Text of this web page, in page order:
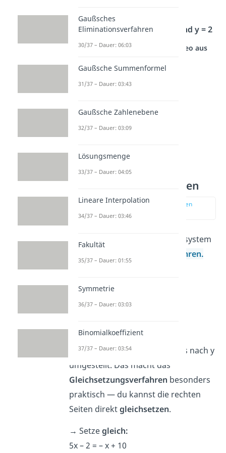
Also lautet die Lösung:
x = 3 und y = 2
Studyflix vernetzt: Hier ein Video aus
Aufgabe 2 —
Gleichsetzungsverfahren
zur Stelle im Video springen
(01:53)
Aufgabe:
Löse das Gleichungssystem
Gleichsetzungsverfahren.
(II) y = – x + 10
Lösung: x = 2, y = 8
Rechenweg:
Beide Gleichungen sind bereits nach y
umgestellt. Das macht das
Gleichsetzungsverfahren besonders
praktisch — du kannst die rechten
Seiten direktgleichsetzen.
→Setzegleich:
5x – 2 = – x + 10
Gaußsches
Eliminationsverfahren
30/37 – Dauer: 06:03
Gaußsche Summenformel
31/37 – Dauer: 03:43
Gaußsche Zahlenebene
32/37 – Dauer: 03:09
Lösungsmenge
33/37 – Dauer: 04:05
Lineare Interpolation
34/37 – Dauer: 03:46
Fakultät
35/37 – Dauer: 01:55
Symmetrie
36/37 – Dauer: 03:03
Binomialkoeffizient
37/37 – Dauer: 03:54